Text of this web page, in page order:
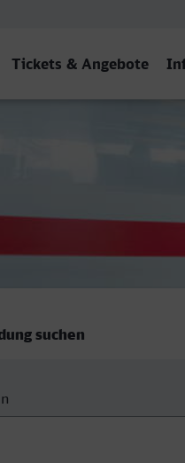
Tickets & Angebote
- Stolberg
suchen